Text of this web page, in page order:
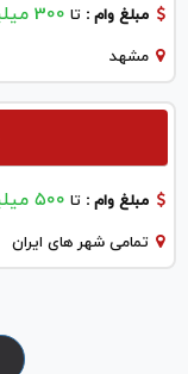
مبلغ وام : تا 300 میلیون
مشهد
مبلغ وام : تا ۵۰۰ میلیون
تمامی شهر های ایران